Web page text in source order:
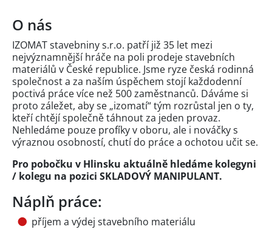
O nás
IZOMAT stavebniny s.r.o. patří již 35 let mezi
nejvýznamnější hráče na poli prodeje stavebních
materiálů v České republice. Jsme ryze česká rodinná
společnost a za naším úspěchem stojí každodenní
poctivá práce více než 500 zaměstnanců. Dáváme si
proto záležet, aby se „izomatí“ tým rozrůstal jen o ty,
kteří chtějí společně táhnout za jeden provaz.
Nehledáme pouze profíky v oboru, ale i nováčky s
výraznou osobností, chutí do práce a ochotou učit se.
Pro pobočku v Hlinsku aktuálně hledáme kolegyni
/ kolegu na pozici SKLADOVÝ MANIPULANT.
Náplň práce:
příjem a výdej stavebního materiálu